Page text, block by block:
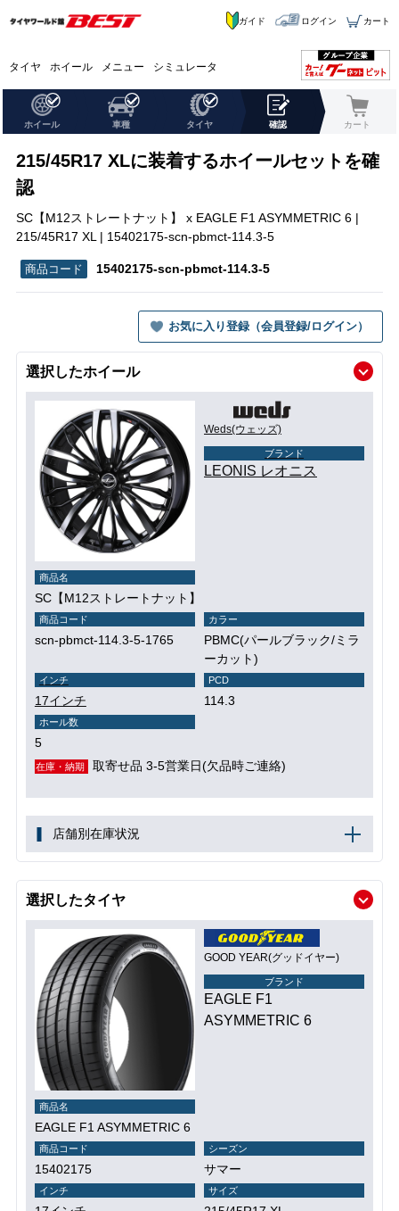
タイヤ ホイール メニュー シミュレータ
ガイド ログイン カート
ホイール 車種 タイヤ 確認 カート
215/45R17 XLに装着するホイールセットを確
認
SC【M12ストレートナット】 x EAGLE F1 ASYMMETRIC 6 |
215/45R17 XL | 15402175-scn-pbmct-114.3-5
15402175-scn-pbmct-114.3-5
お気に入り登録（会員登録/ログイン）
選択したホイール
Weds(ウェッズ)
ブランド
LEONIS レオニス
商品名
SC【M12ストレートナット】
商品コード
scn-pbmct-114.3-5-1765
カラー
PBMC(パールブラック/ミラ
ーカット)
インチ
17インチ
PCD
114.3
ホール数
5
在庫・納期 取寄せ品 3-5営業日(欠品時ご連絡)
店舗別在庫状況
選択したタイヤ
GOOD YEAR(グッドイヤー)
ブランド
EAGLE F1
ASYMMETRIC 6
商品名
EAGLE F1 ASYMMETRIC 6
商品コード
15402175
シーズン
サマー
インチ サイズ